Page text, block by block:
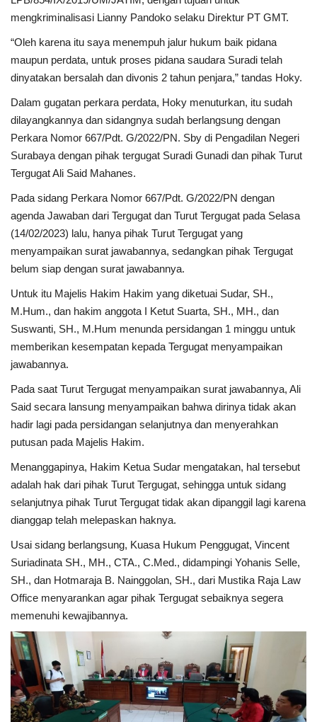
mengkriminalisasi Lianny Pandoko selaku Direktur PT GMT.
“Oleh karena itu saya menempuh jalur hukum baik pidana
maupun perdata, untuk proses pidana saudara Suradi telah
dinyatakan bersalah dan divonis 2 tahun penjara,” tandas Hoky.
Dalam gugatan perkara perdata, Hoky menuturkan, itu sudah
dilayangkannya dan sidangnya sudah berlangsung dengan
Perkara Nomor 667/Pdt. G/2022/PN. Sby di Pengadilan Negeri
Surabaya dengan pihak tergugat Suradi Gunadi dan pihak Turut
Tergugat Ali Said Mahanes.
Pada sidang Perkara Nomor 667/Pdt. G/2022/PN dengan
agenda Jawaban dari Tergugat dan Turut Tergugat pada Selasa
(14/02/2023) lalu, hanya pihak Turut Tergugat yang
menyampaikan surat jawabannya, sedangkan pihak Tergugat
belum siap dengan surat jawabannya.
Untuk itu Majelis Hakim Hakim yang diketuai Sudar, SH.,
M.Hum., dan hakim anggota I Ketut Suarta, SH., MH., dan
Suswanti, SH., M.Hum menunda persidangan 1 minggu untuk
memberikan kesempatan kepada Tergugat menyampaikan
jawabannya.
Pada saat Turut Tergugat menyampaikan surat jawabannya, Ali
Said secara lansung menyampaikan bahwa dirinya tidak akan
hadir lagi pada persidangan selanjutnya dan menyerahkan
putusan pada Majelis Hakim.
Menanggapinya, Hakim Ketua Sudar mengatakan, hal tersebut
adalah hak dari pihak Turut Tergugat, sehingga untuk sidang
selanjutnya pihak Turut Tergugat tidak akan dipanggil lagi karena
dianggap telah melepaskan haknya.
Usai sidang berlangsung, Kuasa Hukum Penggugat, Vincent
Suriadinata SH., MH., CTA., C.Med., didampingi Yohanis Selle,
SH., dan Hotmaraja B. Nainggolan, SH., dari Mustika Raja Law
Office menyarankan agar pihak Tergugat sebaiknya segera
memenuhi kewajibannya.